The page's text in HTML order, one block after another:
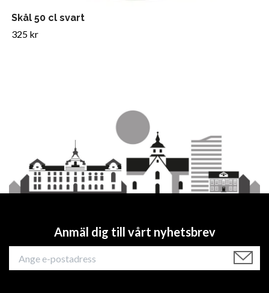
Skål 50 cl svart
325 kr
Anmäl dig till vårt nyhetsbrev